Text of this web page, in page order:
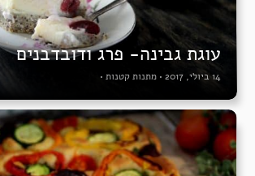
עוגת גבינה- פרג ודובדבנים
14 ביולי, 2017 • מתנות קטנות •